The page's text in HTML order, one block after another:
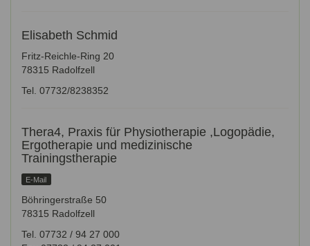
Elisabeth Schmid
Fritz-Reichle-Ring 20
78315 Radolfzell
Tel. 07732/8238352
Thera4, Praxis für Physiotherapie ,Logopädie,
Ergotherapie und medizinische
Trainingstherapie
E-Mail
Böhringerstraße 50
78315 Radolfzell
Tel. 07732 / 94 27 000